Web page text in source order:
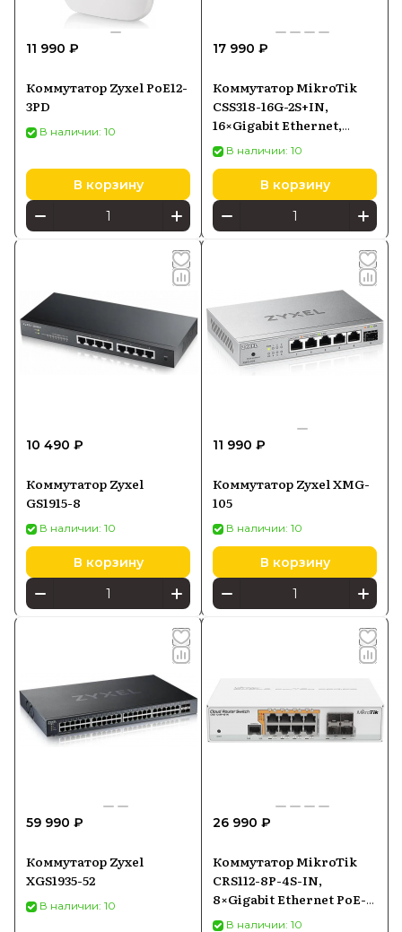
11 990 ₽
Коммутатор Zyxel PoE12-
3PD
В наличии: 10
В корзину
17 990 ₽
Коммутатор MikroTik
CSS318-16G-2S+IN,
16×Gigabit Ethernet,
2×SFP+
В наличии: 10
В корзину
10 490 ₽
Коммутатор Zyxel
GS1915-8
В наличии: 10
В корзину
11 990 ₽
Коммутатор Zyxel XMG-
105
В наличии: 10
В корзину
59 990 ₽
Коммутатор Zyxel
XGS1935-52
В наличии: 10
26 990 ₽
Коммутатор MikroTik
CRS112-8P-4S-IN,
8×Gigabit Ethernet PoE-
out, 4×SFP
В наличии: 10